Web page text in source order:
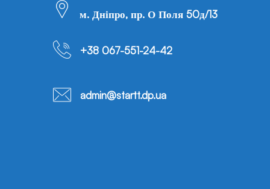
м. Дніпро, пр. О Поля 50д/13
+38 067-551-24-42
admin@startt.dp.ua